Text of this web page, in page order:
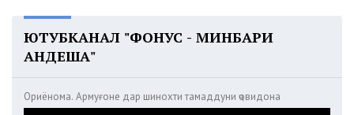
ЮТУБКАНАЛ "ФОНУС - МИНБАРИ
АНДЕША"
Ориёнома. Армуғоне дар шинохти тамаддуни ҷовидона